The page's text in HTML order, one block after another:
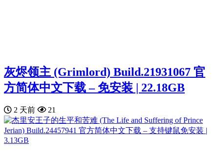
灰烬领主 (Grimlord) Build.21931067 官
方简体中文下载 – 免安装 | 22.18GB
2 天前 21